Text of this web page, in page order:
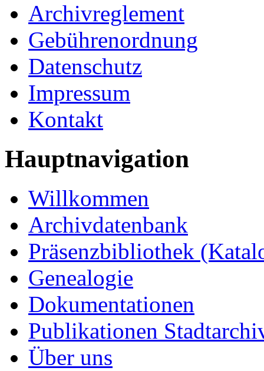
Archivreglement
Gebührenordnung
Datenschutz
Impressum
Kontakt
Hauptnavigation
Willkommen
Archivdatenbank
Präsenzbibliothek
Genealogie
Dokumentationen
Publikationen
Über uns